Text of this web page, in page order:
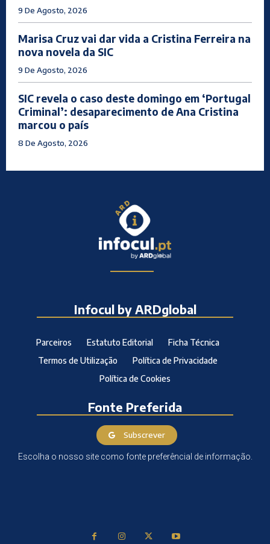
9 De Agosto, 2026
Marisa Cruz vai dar vida a Cristina Ferreira na
nova novela da SIC
9 De Agosto, 2026
SIC revela o caso deste domingo em ‘Portugal
Criminal’: desaparecimento de Ana Cristina
marcou o país
8 De Agosto, 2026
Infocul by ARDglobal
Parceiros Estatuto Editorial
Ficha Técnica
Termos de Utilização
Política de Privacidade
Política de Cookies
Fonte Preferida
Subscrever
Escolha o nosso site como fonte preferêncial de informação.